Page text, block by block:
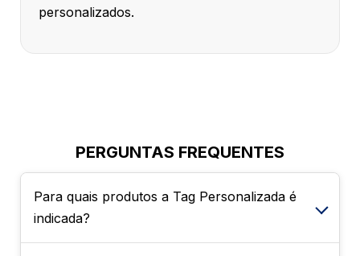
personalizados.
PERGUNTAS FREQUENTES
Para quais produtos a Tag Personalizada é
indicada?